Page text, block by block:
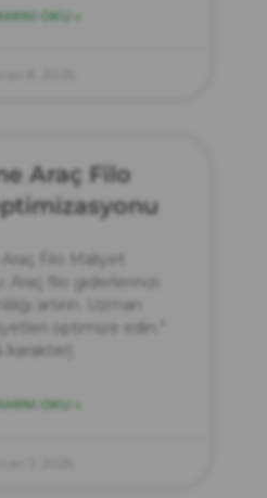
OKU »
Araç Filo
Filo Maliyet
Araç filo giderlerinizi
artırın. Uzman
optimize edin.”
karakter)
OKU »